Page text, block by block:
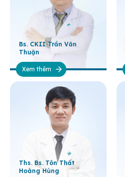
Bs. CKII Trần Văn
Thuận
Xem thêm
Ths. Bs. Tôn Thất
Hoàng Hùng